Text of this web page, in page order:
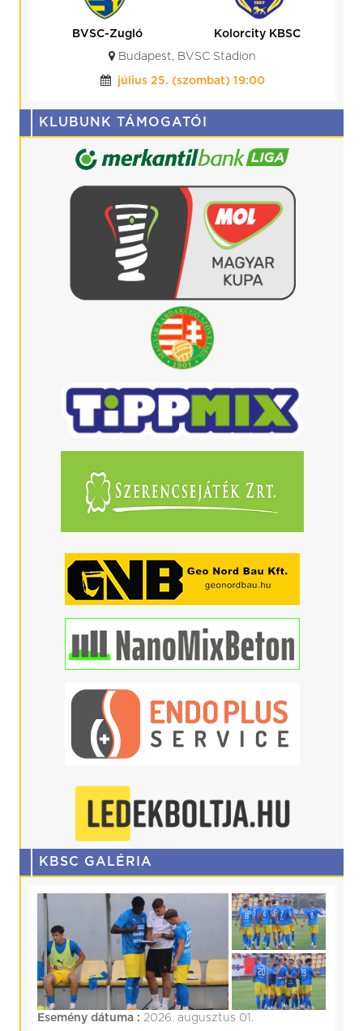
BVSC-Zugló
Kolorcity KBSC
Budapest, BVSC Stadion
július 25. (szombat) 19:00
KLUBUNK TÁMOGATÓI
KBSC GALÉRIA
Esemény dátuma : 2026. augusztus 01.